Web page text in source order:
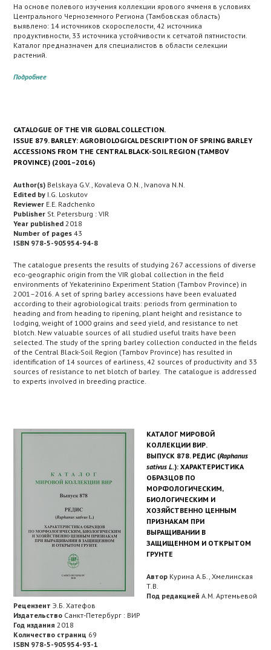
На основе полевого изучения коллекции ярового ячменя в условиях
Центрального Черноземного Региона (Тамбовская область)
выявлено: 14 источников скороспелости, 42 источника
продуктивности, 33 источника устойчивости к сетчатой пятнистости.
Каталог предназначен для специалистов в области селекции
растений.
Подробнее
CATALOGUE OF THE VIR GLOBAL COLLECTION.
ISSUE 879. BARLEY: AGROBIOLOGICAL DESCRIPTION OF SPRING BARLEY
ACCESSIONS FROM THE CENTRAL BLACK-SOIL REGION (TAMBOV
PROVINCE) (2001–2016)
Author(s) Belskaya G.V., Kovaleva O.N., Ivanova N.N.
Edited by I.G. Loskutov
Reviewer E.E. Radchenko
Publisher St. Petersburg : VIR
Year published 2018
Number of pages 43
ISBN 978-5-905954-94-8
The catalogue presents the results of studying 267 accessions of diverse
eco-geographic origin from the VIR global collection in the field
environments of Yekaterinino Experiment Station (Tambov Province) in
2001–2016. A set of spring barley accessions have been evaluated
according to their agrobiological traits: periods from germination to
heading and from heading to ripening, plant height and resistance to
lodging, weight of 1000 grains and seed yield, and resistance to net
blotch. New valuable sources of all studied useful traits have been
selected. The study of the spring barley collection conducted in the fields
of the Central Black-Soil Region (Tambov Province) has resulted in
identification of 14 sources of earliness, 42 sources of productivity and 33
sources of resistance to net blotch of barley. The catalogue is addressed
to experts involved in breeding practice.
КАТАЛОГ МИРОВОЙ
КОЛЛЕКЦИИ ВИР.
ВЫПУСК 878. РЕДИС (Raphanus
sativus L.): ХАРАКТЕРИСТИКА
ОБРАЗЦОВ ПО
МОРФОЛОГИЧЕСКИМ,
БИОЛОГИЧЕСКИМ И
ХОЗЯЙСТВЕННО ЦЕННЫМ
ПРИЗНАКАМ ПРИ
ВЫРАЩИВАНИИ В
ЗАЩИЩЕННОМ И ОТКРЫТОМ
ГРУНТЕ
Автор Курина А.Б., Хмелинская
Т.В.
Под редакцией А.М. Артемьевой
Рецензент Э.Б. Хатефов
Издательство Санкт-Петербург : ВИР
Год издания 2018
Количество страниц 69
ISBN 978-5-905954-93-1